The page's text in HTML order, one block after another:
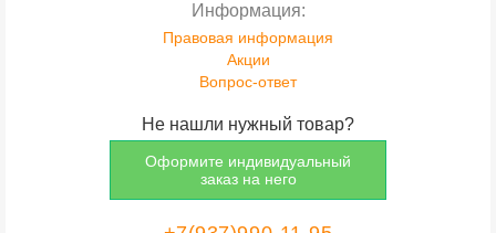
Информация:
Правовая информация
Акции
Вопрос-ответ
Не нашли нужный товар?
Оформите индивидуальный
заказ на него